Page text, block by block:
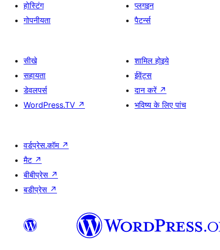
होस्टिंग
गोपनीयता
प्लगइन
पैटर्न्स
सीखे
सहायता
डेवलपर्स
WordPress.TV ↗
शामिल होइये
ईवेंट्स
दान करें ↗
भविष्य के लिए पांच
वर्डप्रेस.कॉम ↗
मैट ↗
बीबीप्रेस ↗
बडीप्रेस ↗